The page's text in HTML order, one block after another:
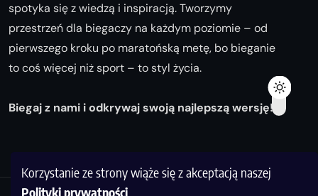
Korzystanie ze strony wiąże się z akceptacją naszej
Polityki prywatności
spotyka się z wiedzą i inspiracją. Tworzymy
przestrzeń dla biegaczy na każdym poziomie – od
pierwszego kroku po maratońską metę, bo bieganie
to coś więcej niż sport – to styl życia.
Biegaj z nami i odkrywaj swoją najlepszą wersję!